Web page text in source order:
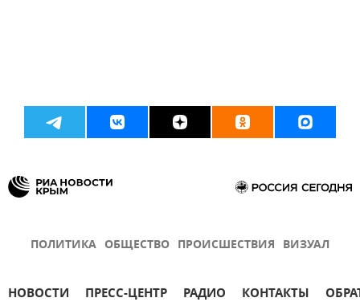
ПОЛИТИКА ОБЩЕСТВО ПРОИСШЕСТВИЯ ВИЗУАЛ
НОВОСТИ ПРЕСС-ЦЕНТР РАДИО КОНТАКТЫ